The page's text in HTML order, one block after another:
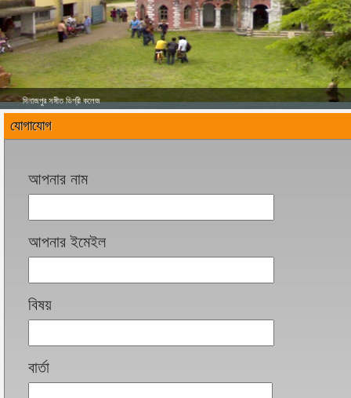
দিনাজপুর সঙ্গীত ডিগ্রী কলেজ
যোগাযোগ
আপনার নাম
আপনার ইমেইল
বিষয়
বার্তা